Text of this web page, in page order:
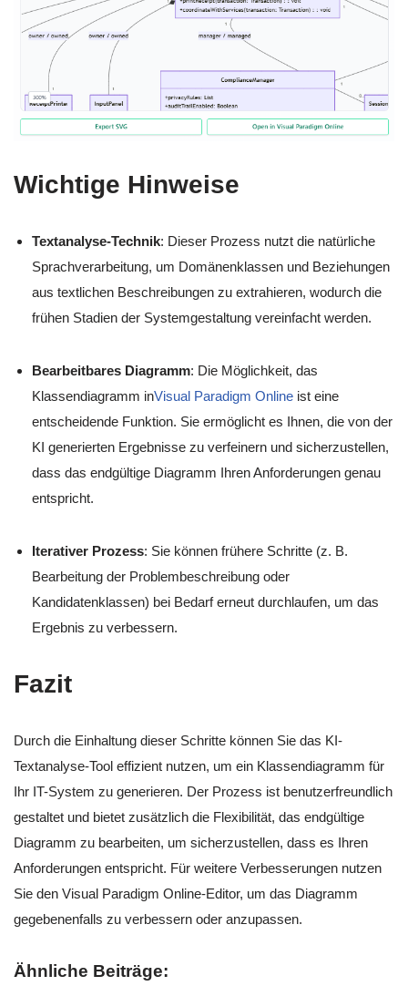
Wichtige Hinweise
Textanalyse-Technik: Dieser Prozess nutzt die natürliche
Sprachverarbeitung, um Domänenklassen und Beziehungen
aus textlichen Beschreibungen zu extrahieren, wodurch die
frühen Stadien der Systemgestaltung vereinfacht werden.
Bearbeitbares Diagramm: Die Möglichkeit, das
Klassendiagramm inVisual Paradigm Online ist eine
entscheidende Funktion. Sie ermöglicht es Ihnen, die von der
KI generierten Ergebnisse zu verfeinern und sicherzustellen,
dass das endgültige Diagramm Ihren Anforderungen genau
entspricht.
Iterativer Prozess: Sie können frühere Schritte (z. B.
Bearbeitung der Problembeschreibung oder
Kandidatenklassen) bei Bedarf erneut durchlaufen, um das
Ergebnis zu verbessern.
Fazit
Durch die Einhaltung dieser Schritte können Sie das KI-
Textanalyse-Tool effizient nutzen, um ein Klassendiagramm für
Ihr IT-System zu generieren. Der Prozess ist benutzerfreundlich
gestaltet und bietet zusätzlich die Flexibilität, das endgültige
Diagramm zu bearbeiten, um sicherzustellen, dass es Ihren
Anforderungen entspricht. Für weitere Verbesserungen nutzen
Sie den Visual Paradigm Online-Editor, um das Diagramm
gegebenenfalls zu verbessern oder anzupassen.
Ähnliche Beiträge: